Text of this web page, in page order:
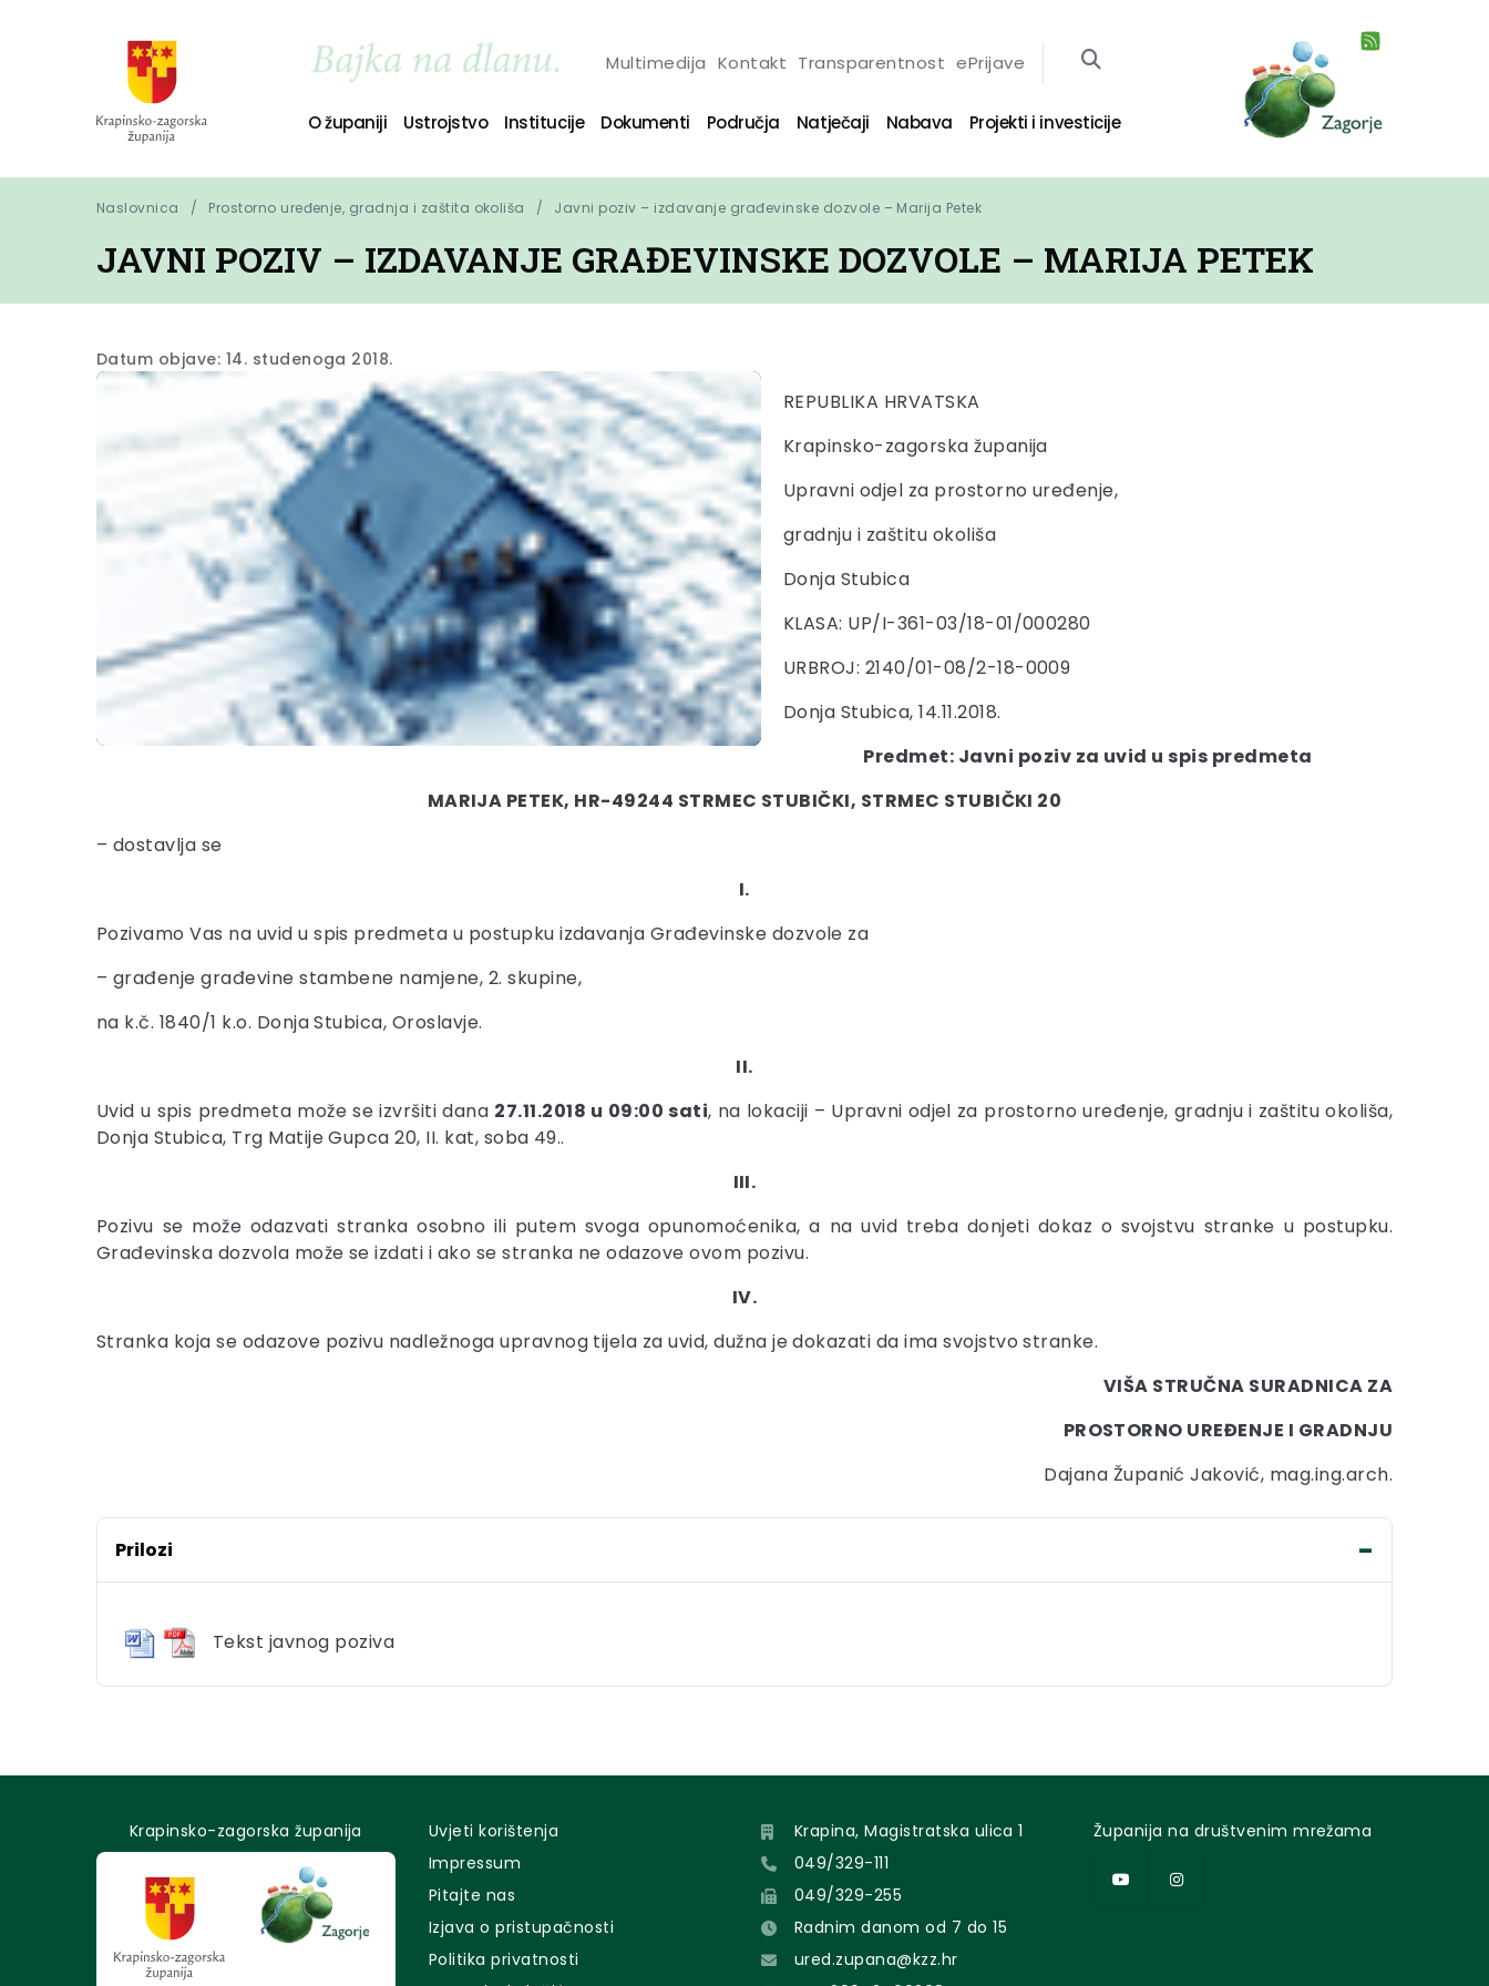
Multimedija Kontakt Transparentnost ePrijave
O županiji Ustrojstvo Institucije Dokumenti Područja Natječaji Nabava Projekti i investicije
Naslovnica Prostorno uređenje, gradnja i zaštita okoliša Javni poziv – izdavanje građevinske dozvole – Marija Petek
JAVNI POZIV – IZDAVANJE GRAĐEVINSKE DOZVOLE – MARIJA PETEK
Datum objave: 14. studenoga 2018.
REPUBLIKA HRVATSKA
Krapinsko-zagorska županija
Upravni odjel za prostorno uređenje,
gradnju i zaštitu okoliša
Donja Stubica
KLASA: UP/I-361-03/18-01/000280
URBROJ: 2140/01-08/2-18-0009
Donja Stubica, 14.11.2018.
Predmet: Javni poziv za uvid u spis predmeta
MARIJA PETEK, HR-49244 STRMEC STUBIČKI, STRMEC STUBIČKI 20
– dostavlja se
I.
Pozivamo Vas na uvid u spis predmeta u postupku izdavanja Građevinske dozvole za
– građenje građevine stambene namjene, 2. skupine,
na k.č. 1840/1 k.o. Donja Stubica, Oroslavje.
II.
Uvid u spis predmeta može se izvršiti dana 27.11.2018 u 09:00 sati, na lokaciji – Upravni odjel za prostorno uređenje, gradnju i zaštitu okoliša,
Donja Stubica, Trg Matije Gupca 20, II. kat, soba 49..
III.
Pozivu se može odazvati stranka osobno ili putem svoga opunomoćenika, a na uvid treba donjeti dokaz o svojstvu stranke u postupku.
Građevinska dozvola može se izdati i ako se stranka ne odazove ovom pozivu.
IV.
Stranka koja se odazove pozivu nadležnoga upravnog tijela za uvid, dužna je dokazati da ima svojstvo stranke.
VIŠA STRUČNA SURADNICA ZA
PROSTORNO UREĐENJE I GRADNJU
Dajana Županić Jaković, mag.ing.arch.
Prilozi
Tekst javnog poziva
Krapinsko-zagorska županija
Uvjeti korištenja
Impressum
Pitajte nas
Izjava o pristupačnosti
Politika privatnosti
Krapina, Magistratska ulica 1
049/329-111
049/329-255
Radnim danom od 7 do 15
ured.zupana@kzz.hr
Županija na društvenim mrežama